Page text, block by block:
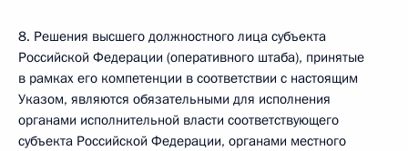
8. Решения высшего должностного лица субъекта
Российской Федерации (оперативного штаба), принятые
в рамках его компетенции в соответствии с настоящим
Указом, являются обязательными для исполнения
органами исполнительной власти соответствующего
субъекта Российской Федерации, органами местного